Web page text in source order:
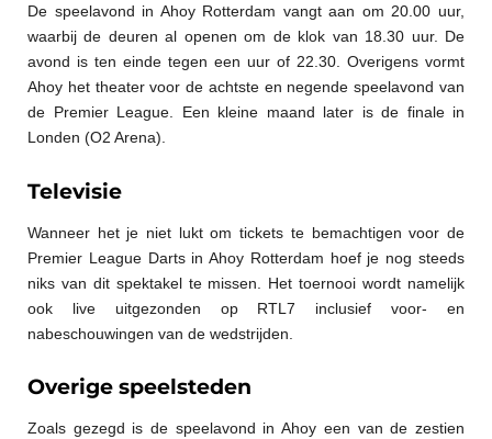
De speelavond in Ahoy Rotterdam vangt aan om 20.00 uur,
waarbij de deuren al openen om de klok van 18.30 uur. De
avond is ten einde tegen een uur of 22.30. Overigens vormt
Ahoy het theater voor de achtste en negende speelavond van
de Premier League. Een kleine maand later is de finale in
Londen (O2 Arena).
Televisie
Wanneer het je niet lukt om tickets te bemachtigen voor de
Premier League Darts in Ahoy Rotterdam hoef je nog steeds
niks van dit spektakel te missen. Het toernooi wordt namelijk
ook live uitgezonden op RTL7 inclusief voor- en
nabeschouwingen van de wedstrijden.
Overige speelsteden
Zoals gezegd is de speelavond in Ahoy een van de zestien